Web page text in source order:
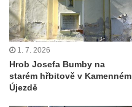
Pamětní deska obětem
židovského hřbitova v
Pamětní deska legionářům
Pomník obětem 1. světové
1. 7. 2026
Hrob Josefa Bumby na
starém hřbitově v Kamenném
Újezdě